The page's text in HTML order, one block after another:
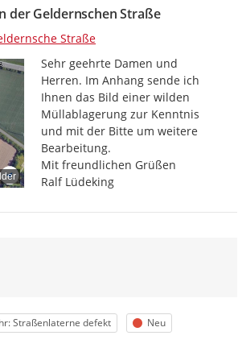
der Geldernschen Straße
Straße
Sehr geehrte Damen und
Herren. Im Anhang sende ich
Ihnen das Bild einer wilden
Müllablagerung zur Kenntnis
und mit der Bitte um weitere
Bearbeitung.
Mit freundlichen Grüßen
Ralf Lüdeking
Straßenlaterne defekt Status
Neu